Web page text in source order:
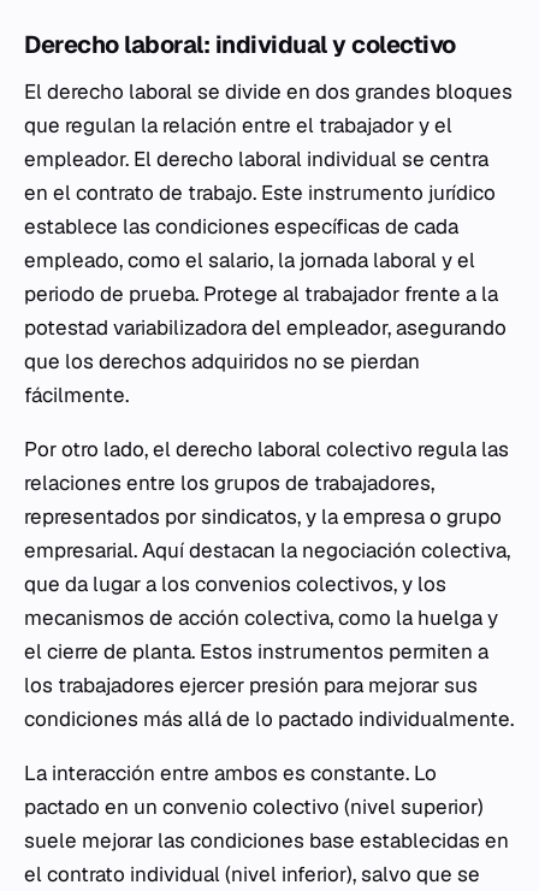
Derecho laboral: individual y colectivo
El derecho laboral se divide en dos grandes bloques
que regulan la relación entre el trabajador y el
empleador. El derecho laboral individual se centra
en el contrato de trabajo. Este instrumento jurídico
establece las condiciones específicas de cada
empleado, como el salario, la jornada laboral y el
periodo de prueba. Protege al trabajador frente a la
potestad variabilizadora del empleador, asegurando
que los derechos adquiridos no se pierdan
fácilmente.
Por otro lado, el derecho laboral colectivo regula las
relaciones entre los grupos de trabajadores,
representados por sindicatos, y la empresa o grupo
empresarial. Aquí destacan la negociación colectiva,
que da lugar a los convenios colectivos, y los
mecanismos de acción colectiva, como la huelga y
el cierre de planta. Estos instrumentos permiten a
los trabajadores ejercer presión para mejorar sus
condiciones más allá de lo pactado individualmente.
La interacción entre ambos es constante. Lo
pactado en un convenio colectivo (nivel superior)
suele mejorar las condiciones base establecidas en
el contrato individual (nivel inferior), salvo que se